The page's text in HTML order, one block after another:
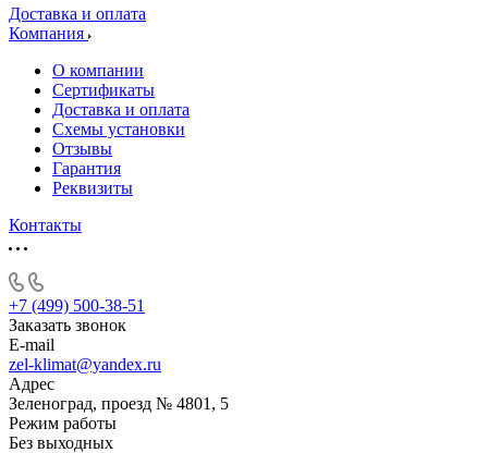
Доставка и оплата
Компания
О компании
Сертификаты
Доставка и оплата
Схемы установки
Отзывы
Гарантия
Реквизиты
Контакты
+7 (499) 500-38-51
Заказать звонок
E-mail
zel-klimat@yandex.ru
Адрес
Зеленоград, проезд № 4801, 5
Режим работы
Без выходных